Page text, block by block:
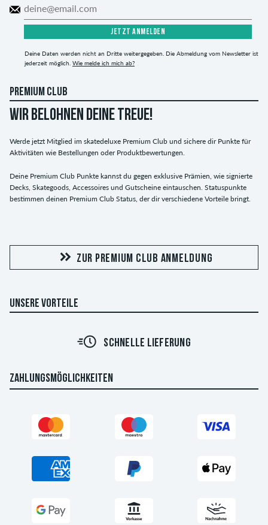
JETZT ANMELDEN
Deine Daten werden nicht an Dritte weitergegeben. Die Abmeldung vom Newsletter ist
jederzeit möglich. Wie melde ich mich ab?
PREMIUM CLUB
WIR BELOHNEN DEINE TREUE!
Werde jetzt Mitglied im skatedeluxe Premium Club und sichere dir Punkte für
Aktivitäten wie Bestellungen oder Produktbewertungen.
Deine Premium Club Punkte kannst du gegen exklusive Prämien, wie signierte
Decks, Skategoods, Accessoires und Gutscheine eintauschen. Statuspunkte
bestimmen deinen Premium Club Status, der dir verschiedene Vorteile bringt.
ZUR PREMIUM CLUB ANMELDUNG
UNSERE VORTEILE
SCHNELLE LIEFERUNG
ZAHLUNGSMÖGLICHKEITEN